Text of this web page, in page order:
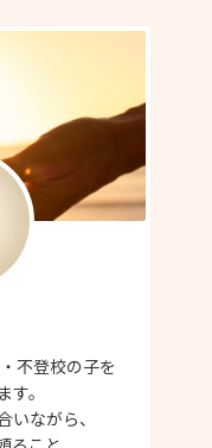
不登校の子を
。
ながら、